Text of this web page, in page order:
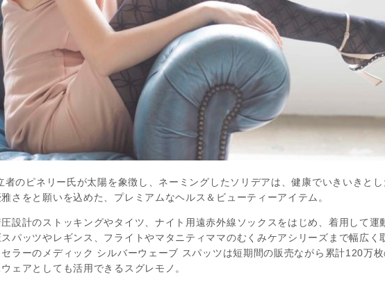
のピネリー氏が太陽を象徴し、ネーミングしたソリデアは、健康でいきいきと
さをと願いを込めた、プレミアムなヘルス＆ビューティーアイテム。
設計のストッキングやタイツ、ナイト用遠赤外線ソックスをはじめ、着用して運
パッツやレギンス、フライトやマタニティママのむくみケアシリーズまで幅広く
ラーのメディック シルバーウェーブ スパッツは短期間の販売ながら累計120万
ェアとしても活用できるスグレモノ。